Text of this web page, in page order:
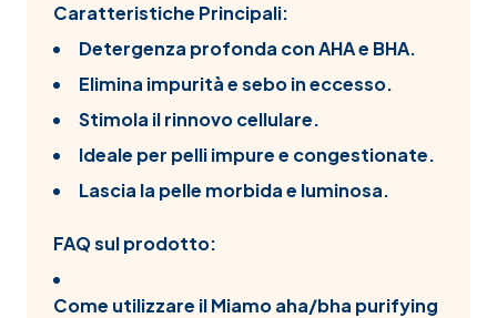
Caratteristiche Principali:
Detergenza profonda con AHA e BHA.
Elimina impurità e sebo in eccesso.
Stimola il rinnovo cellulare.
Ideale per pelli impure e congestionate.
Lascia la pelle morbida e luminosa.
FAQ sul prodotto:
Come utilizzare il Miamo aha/bha purifying